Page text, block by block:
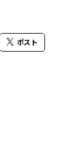
ポスト